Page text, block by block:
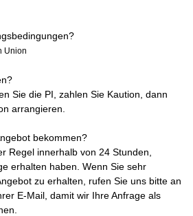
Union
Sie die PI, zahlen Sie Kaution, dann
arrangieren.
bekommen?
Regel innerhalb von 24 Stunden,
erhalten haben. Wenn Sie sehr
zu erhalten, rufen Sie uns bitte an
E-Mail, damit wir Ihre Anfrage als